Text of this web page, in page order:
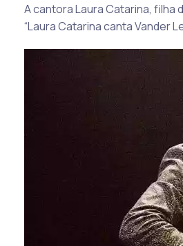
A cantora Laura Catarina,
“Laura Catarina canta Vander